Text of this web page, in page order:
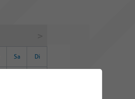
Sa Di